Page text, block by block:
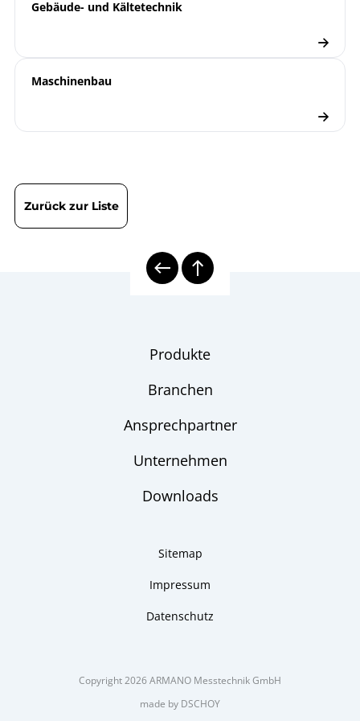
Gebäude- und Kältetechnik
Maschinenbau
Zurück zur Liste
Produkte
Branchen
Ansprechpartner
Unternehmen
Downloads
Sitemap
Impressum
Datenschutz
Copyright 2026 ARMANO Messtechnik GmbH
made by DSCHOY